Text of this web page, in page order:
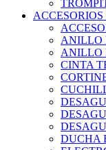
ANILLO
ANILLO
CINTA
DUCHA